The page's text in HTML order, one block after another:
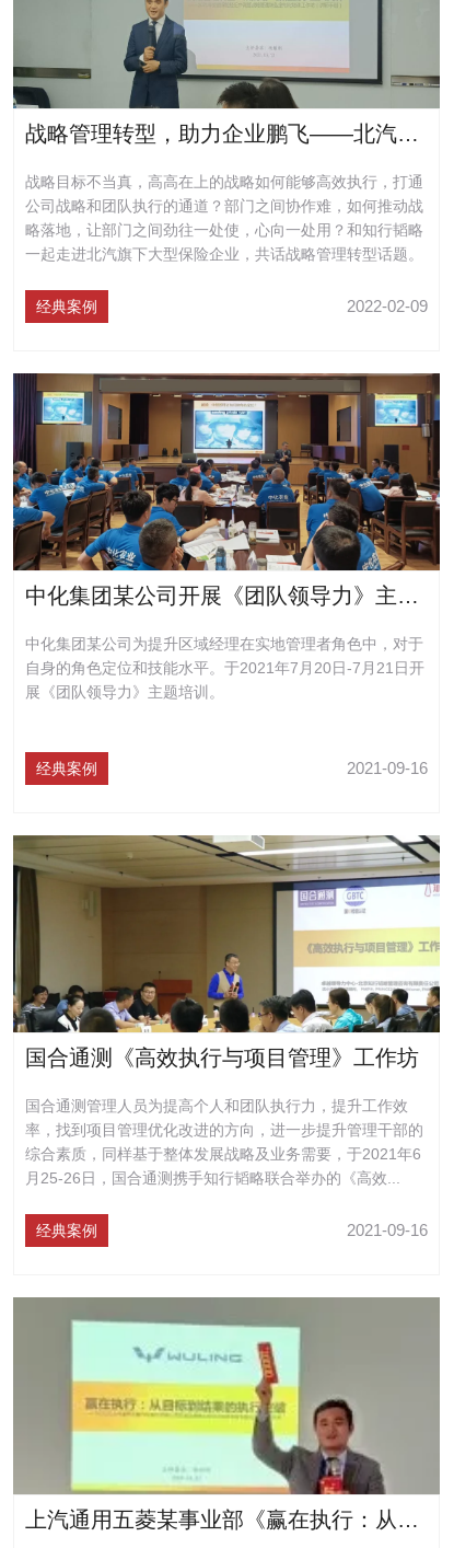
战略管理转型，助力企业鹏飞——北汽旗下大型保险公司《战略管理转型：从战略一致性到事业共同体》
战略目标不当真，高高在上的战略如何能够高效执行，打通
公司战略和团队执行的通道？部门之间协作难，如何推动战
略落地，让部门之间劲往一处使，心向一处用？和知行韬略
一起走进北汽旗下大型保险企业，共话战略管理转型话题。
经典案例 2022-02-09
中化集团某公司开展《团队领导力》主题培训
中化集团某公司为提升区域经理在实地管理者角色中，对于
自身的角色定位和技能水平。于2021年7月20日-7月21日开
展《团队领导力》主题培训。
经典案例 2021-09-16
国合通测《高效执行与项目管理》工作坊
国合通测管理人员为提高个人和团队执行力，提升工作效
率，找到项目管理优化改进的方向，进一步提升管理干部的
综合素质，同样基于整体发展战略及业务需要，于2021年6
月25-26日，国合通测携手知行韬略联合举办的《高效...
经典案例 2021-09-16
上汽通用五菱某事业部《赢在执行：从目标到结果的执行突破》专题培训